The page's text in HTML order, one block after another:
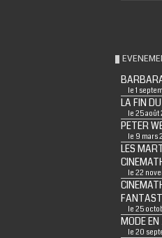
le 1
LA FIN
le 25 août
PETER
le 9 mars
LES
le 22
le 25
MODE
le 20